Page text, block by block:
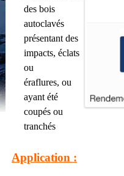
des bois
autoclavés
présentant des
impacts, éclats
ou
éraflures, ou
ayant été
coupés ou
tranchés
Application :